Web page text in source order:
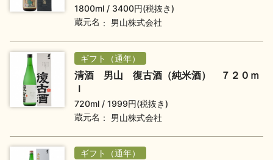
地酒川柳 地酒小説
1800ml
3400円(税抜き)
蔵元名
男山株式会社
ギフト（通年）
清酒 男山 復古酒（純米酒） ７２０ｍ
ｌ
720ml
1999円(税抜き)
蔵元名
男山株式会社
ギフト（通年）